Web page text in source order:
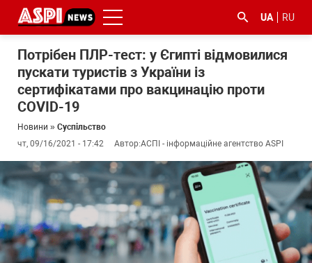
UA RU
Потрібен ПЛР-тест: у Єгипті відмовилися
пускати туристів з України із
сертифікатами про вакцинацію проти
COVID-19
Новини » Суспільство
чт, 09/16/2021 - 17:42
Автор:АСПІ - інформаційне агентство ASPI
з
корупцією